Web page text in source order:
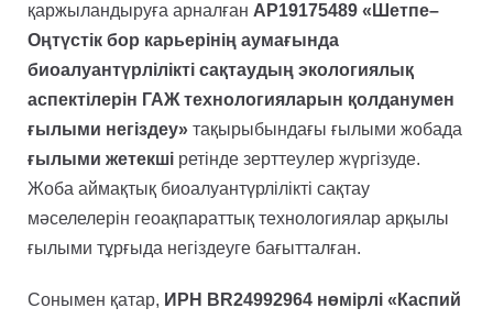
қаржыландыруға арналған AP19175489 «Шетпе–
Оңтүстік бор карьерінің аумағында
биоалуантүрлілікті сақтаудың экологиялық
аспектілерін ГАЖ технологияларын қолданумен
ғылыми негіздеу» тақырыбындағы ғылыми жобада
ғылыми жетекші ретінде зерттеулер жүргізуде.
Жоба аймақтық биоалуантүрлілікті сақтау
мәселелерін геоақпараттық технологиялар арқылы
ғылыми тұрғыда негіздеуге бағытталған.
Сонымен қатар, ИРН BR24992964 нөмірлі «Каспий